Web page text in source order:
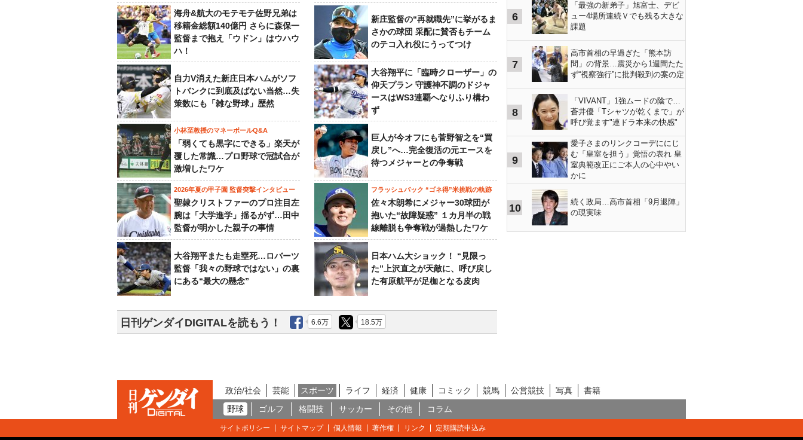
海舟&航大のモテモテ佐野兄弟は
移籍金総額140億円 さらに森保一
監督まで抱え「ウドン」はウハウ
ハ！
新庄監督の“再就職先”に挙がるま
さかの球団 采配に賛否もチーム
のテコ入れ役にうってつけ
自力V消えた新庄日本ハムがソフ
トバンクに到底及ばない当然…失
策数にも「雑な野球」歴然
大谷翔平に「臨時クローザー」の
仰天プラン 守護神不調のドジャ
ースはWS3連覇へなりふり構わ
ず
小林至教授のマネーボールQ&A
「弱くても黒字にできる」楽天が
覆した常識…プロ野球で冠試合が
激増したワケ
巨人が今オフにも菅野智之を“買
戻し”へ…完全復活の元エースを
待つメジャーとの争奪戦
2026年夏の甲子園 監督突撃インタビュー
聖隷クリストファーのプロ注目左
腕は「大学進学」揺るがず…田中
監督が明かした親子の事情
フラッシュバック “ゴネ得”米挑戦の軌跡
佐々木朗希にメジャー30球団が
抱いた“故障疑惑” １カ月半の戦
線離脱も争奪戦が過熱したワケ
大谷翔平またも走塁死…ロバーツ
監督「我々の野球ではない」の裏
にある“最大の懸念”
日本ハム大ショック！ “見限っ
た”上沢直之が天敵に、呼び戻し
た有原航平が足枷となる皮肉
日刊ゲンダイDIGITALを読もう！ 6.6万 18.5万
6
「最強の新弟子」旭富士、デビ
ュー4場所連続Ｖでも残る大きな
課題
7
高市首相の早過ぎた「熊本訪
問」の背景…震災から1週間たた
ず“視察強行”に批判殺到の案の定
8
「VIVANT」1強ムードの陰で…
蒼井優「Tシャツが乾くまで」が
呼び覚ます"連ドラ本来の快感"
9
愛子さまのリンクコーデににじ
む「皇室を担う」覚悟の表れ 皇
室典範改正にご本人の心中やい
かに
10
続く政局…高市首相「9月退陣」
の現実味
政治/社会 芸能 スポーツ ライフ 経済 健康 コミック 競馬 公営競技 写真
書籍
野球
ゴルフ 格闘技 サッカー その他 コラム
サイトポリシー サイトマップ 個人情報 著作権 リンク 定期購読申込み